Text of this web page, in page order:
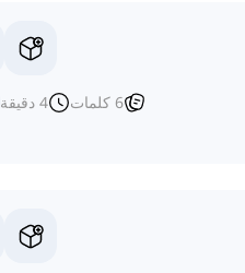
6 كلمات 4 دقيقة